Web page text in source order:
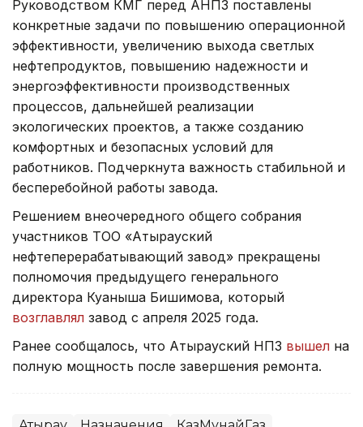
Руководством КМГ перед АНПЗ поставлены
конкретные задачи по повышению операционной
эффективности, увеличению выхода светлых
нефтепродуктов, повышению надежности и
энергоэффективности производственных
процессов, дальнейшей реализации
экологических проектов, а также созданию
комфортных и безопасных условий для
работников. Подчеркнута важность стабильной и
бесперебойной работы завода.
Решением внеочередного общего собрания
участников ТОО «Атырауский
нефтеперерабатывающий завод» прекращены
полномочия предыдущего генерального
директора Куаныша Бишимова, который
возглавлял завод с апреля 2025 года.
Ранее сообщалось, что Атырауский НПЗ вышел на
полную мощность после завершения ремонта.